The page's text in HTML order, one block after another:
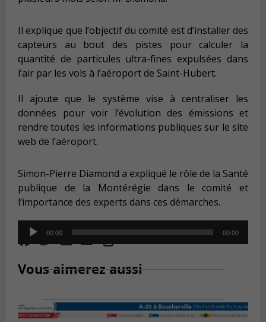
Il explique que l’objectif du comité est d’installer des
capteurs au bout des pistes pour calculer la
quantité de particules ultra-fines expulsées dans
l’air par les vols à l’aéroport de Saint-Hubert.
Il ajoute que le système vise à centraliser les
données pour voir l’évolution des émissions et
rendre toutes les informations publiques sur le site
web de l’aéroport.
Simon-Pierre Diamond a expliqué le rôle de la Santé
publique de la Montérégie dans le comité et
l’importance des experts dans ces démarches.
Audio
Player
00:00 00:00
Vous aimerez aussi